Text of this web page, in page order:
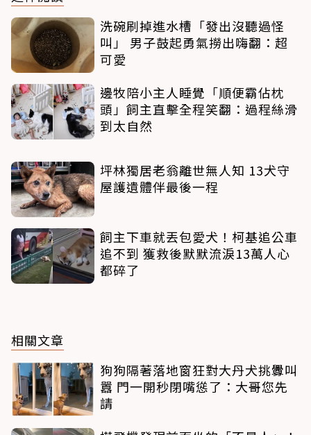
洗碗刷掉進水槽「發出沒聽過怪
叫」 男子鼓起勇氣撈出嗨翻：超
可愛
邊牧陪小主人睡覺「順便霸佔枕
頭」飼主直擊全程笑翻：過程絲滑
到太自然
坪林獨居老翁離世無人知 13犬守
屋護遺體伴最後一程
飼主下車就丟包愛犬！柯基追公車
追不到 獲救後默默流淚13萬人心
都碎了
相關文章
狗狗隔著落地窗狂對大丹犬挑釁叫
囂 門一開秒閉嘴慫了：大哥您先
請